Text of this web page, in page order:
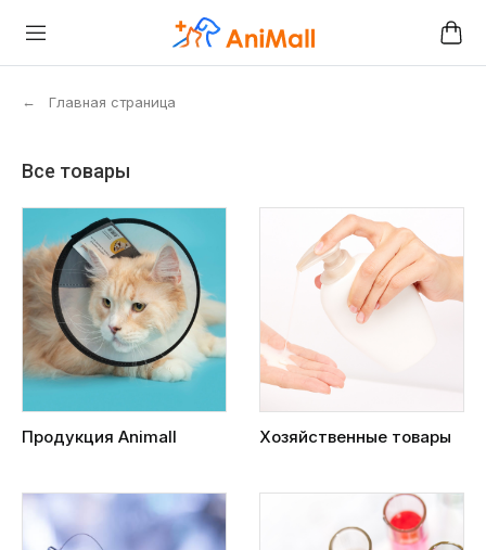
← Главная страница
Все товары
Продукция Animall Хозяйственные товары